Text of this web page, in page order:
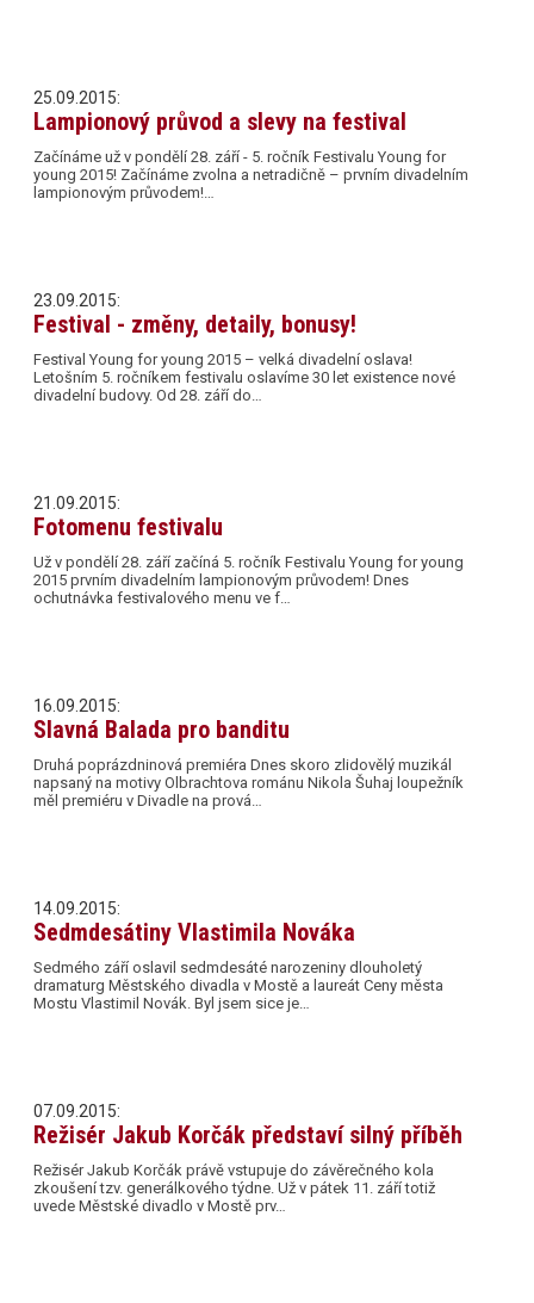
25.09.2015:
Lampionový průvod a slevy na festival
Začínáme už v pondělí 28. září - 5. ročník Festivalu Young for
young 2015! Začínáme zvolna a netradičně – prvním divadelním
lampionovým průvodem!…
23.09.2015:
Festival - změny, detaily, bonusy!
Festival Young for young 2015 – velká divadelní oslava!
Letošním 5. ročníkem festivalu oslavíme 30 let existence nové
divadelní budovy. Od 28. září do…
21.09.2015:
Fotomenu festivalu
Už v pondělí 28. září začíná 5. ročník Festivalu Young for young
2015 prvním divadelním lampionovým průvodem! Dnes
ochutnávka festivalového menu ve f…
16.09.2015:
Slavná Balada pro banditu
Druhá poprázdninová premiéra Dnes skoro zlidovělý muzikál
napsaný na motivy Olbrachtova románu Nikola Šuhaj loupežník
měl premiéru v Divadle na prová…
14.09.2015:
Sedmdesátiny Vlastimila Nováka
Sedmého září oslavil sedmdesáté narozeniny dlouholetý
dramaturg Městského divadla v Mostě a laureát Ceny města
Mostu Vlastimil Novák. Byl jsem sice je…
07.09.2015:
Režisér Jakub Korčák představí silný příběh
Režisér Jakub Korčák právě vstupuje do závěrečného kola
zkoušení tzv. generálkového týdne. Už v pátek 11. září totiž
uvede Městské divadlo v Mostě prv…